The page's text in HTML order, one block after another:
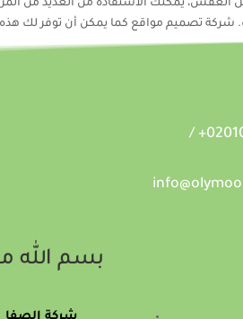
يمكنك الاستفادة من العديد من
شركة تصميم مواقع كما يمكن أن توفر لك
الدعم الفني: 0201011211065+ /
بسم الله
شركة الصفا